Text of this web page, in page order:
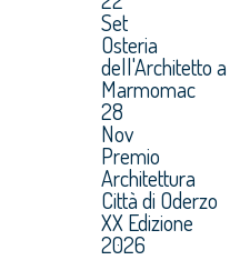
Set
Osteria
dell'Architetto a
Marmomac
28
Nov
Premio
Architettura
Città di Oderzo
XX Edizione
2026